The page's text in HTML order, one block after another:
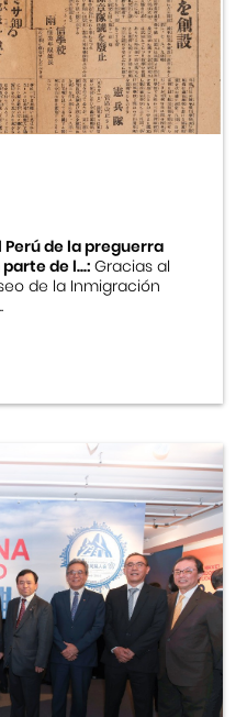
de la preguerra
de l...:Gracias al
de la Inmigración